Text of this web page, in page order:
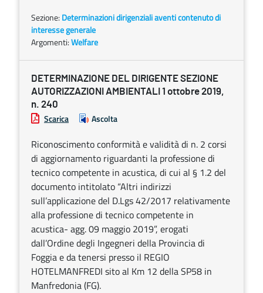
Sezione: Determinazioni dirigenziali aventi contenuto di
interesse generale
Argomenti:Welfare
DETERMINAZIONE DEL DIRIGENTE SEZIONE
AUTORIZZAZIONI AMBIENTALI 1 ottobre 2019,
n. 240
Scarica Ascolta
Riconoscimento conformità e validità di n. 2 corsi
di aggiornamento riguardanti la professione di
tecnico competente in acustica, di cui al § 1.2 del
documento intitolato “Altri indirizzi
sull’applicazione del D.Lgs 42/2017 relativamente
alla professione di tecnico competente in
acustica- agg. 09 maggio 2019”, erogati
dall’Ordine degli Ingegneri della Provincia di
Foggia e da tenersi presso il REGIO
HOTELMANFREDI sito al Km 12 della SP58 in
Manfredonia (FG).